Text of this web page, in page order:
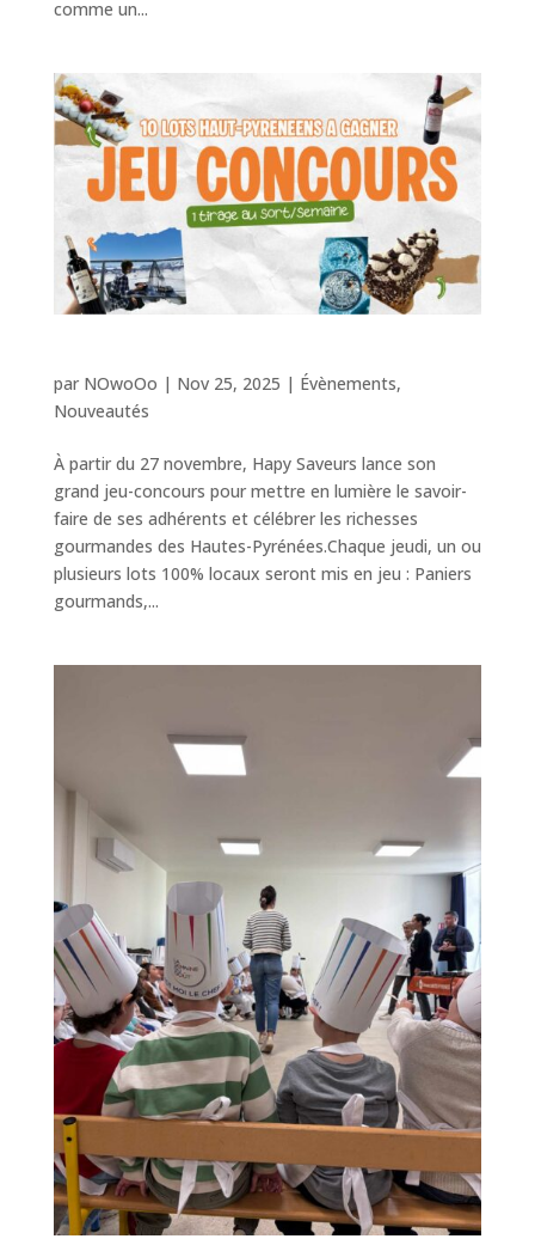
comme un...
par NOwoOo | Nov 25, 2025 | Évènements,
Nouveautés
À partir du 27 novembre, Hapy Saveurs lance son
grand jeu-concours pour mettre en lumière le savoir-
faire de ses adhérents et célébrer les richesses
gourmandes des Hautes-Pyrénées.Chaque jeudi, un ou
plusieurs lots 100% locaux seront mis en jeu : Paniers
gourmands,...